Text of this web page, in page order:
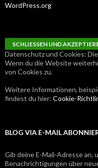
WordPress.org
Datenschutz und Cookies:
Wenn du die Website
von Cookies zu.
Weitere Informationen,
findest du hier: Cookie-
BLOG VIA E-MAIL
Gib deine E-Mail-Adresse an,
Benachrichtigungen über